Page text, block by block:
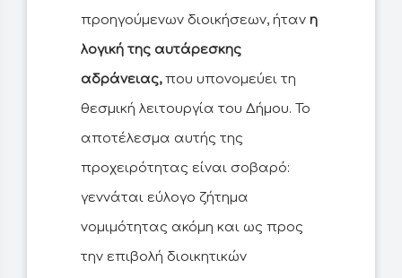
προηγούμενων διοικήσεων, ήταν η
λογική της αυτάρεσκης
αδράνειας,που υπονομεύει τη
θεσμική λειτουργία του Δήμου. Το
αποτέλεσμα αυτής της
προχειρότητας είναι σοβαρό:
γεννάται εύλογο ζήτημα
νομιμότητας ακόμη και ως προς
την επιβολή διοικητικών